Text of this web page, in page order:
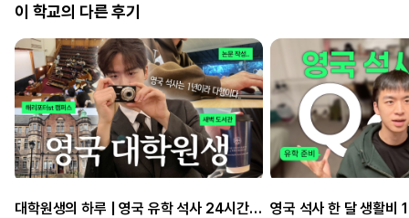
이 학교의 다른 후기
대학원생의 하루 | 영국 유학 석사 24시간 — GRWM, 새벽 도서관, 1년 과정이라 다행...